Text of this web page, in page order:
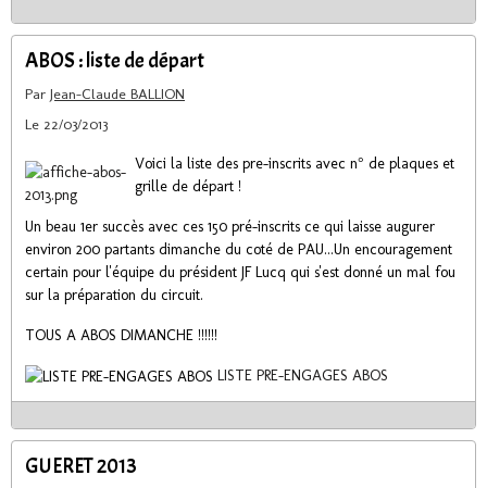
ABOS : liste de départ
Par Jean-Claude BALLION
Le 22/03/2013
Voici la liste des pre-inscrits avec n° de plaques et
grille de départ !
Un beau 1er succès avec ces 150 pré-inscrits ce qui laisse augurer
environ 200 partants dimanche du coté de PAU...Un encouragement
certain pour l'équipe du président JF Lucq qui s'est donné un mal fou
sur la préparation du circuit.
TOUS A ABOS DIMANCHE !!!!!!
LISTE PRE-ENGAGES ABOS
GUERET 2013